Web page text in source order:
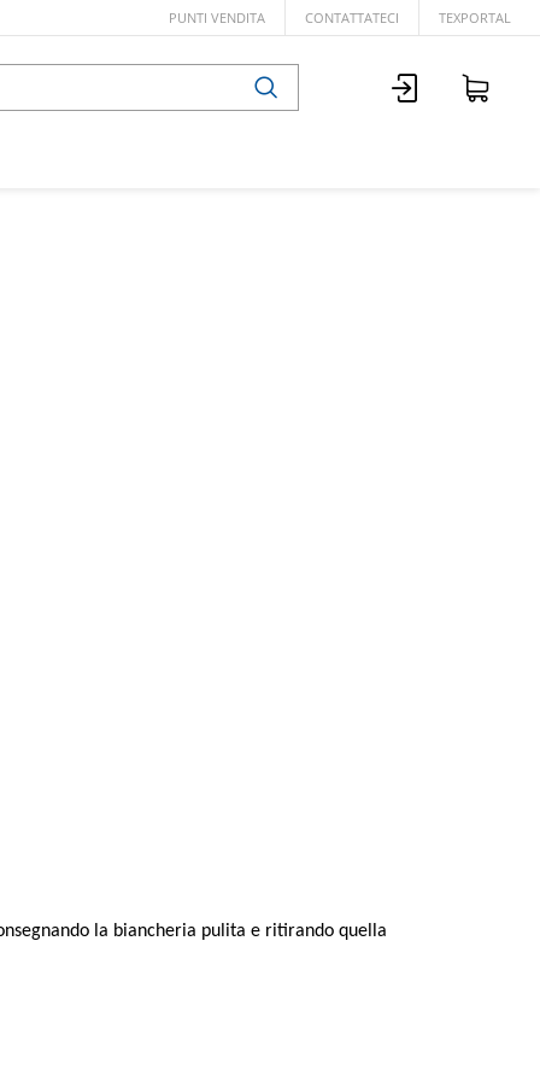
PUNTI VENDITA CONTATTATECI TEXPORTAL
la biancheria pulita e ritirando quella